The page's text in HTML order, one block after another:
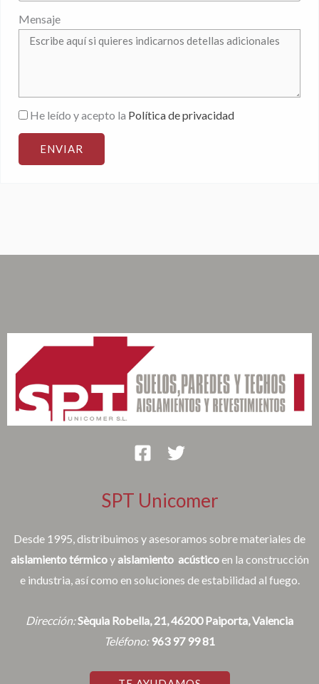
Mensaje
He leído y acepto la Política de privacidad
ENVIAR
SPT Unicomer
Desde 1995, distribuimos y asesoramos sobre materiales de
aislamiento térmicoyaislamiento acústicoen la construcción
e industria, así como en soluciones de estabilidad al fuego.
Dirección:Sèquia Robella, 21, 46200 Paiporta, Valencia
Teléfono: 963 97 99 81